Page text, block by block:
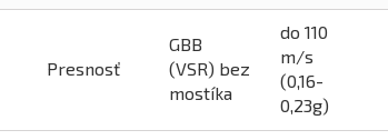
Presnosť
GBB
(VSR) bez
mostíka
do 110
m/s
(0,16-
0,23g)